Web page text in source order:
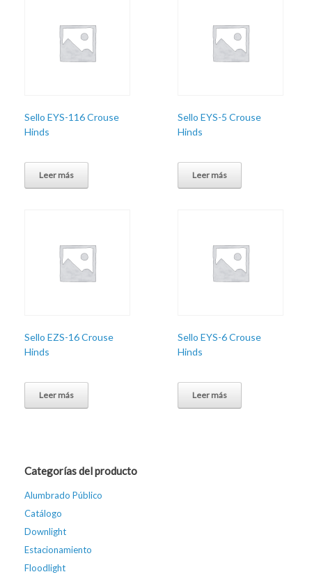
Sello EYS-116 Crouse
Hinds
Leer más
Sello EYS-5 Crouse
Hinds
Leer más
Sello EZS-16 Crouse
Hinds
Leer más
Sello EYS-6 Crouse
Hinds
Leer más
Categorías del producto
Alumbrado Público
Catálogo
Downlight
Estacionamiento
Floodlight